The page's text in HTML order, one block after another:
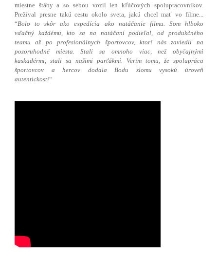
miestne štáby a so sebou vozil len kľúčových spolupracovníkov.
Prežíval presne takú cestu okolo sveta, jakú chcel mať vo filme...
“Bolo to skôr ako expedícia ako natáčanie filmu. Som hlboko
vďačný každému, kto sa na natáčaní podieľal, od produkčného
teamu až po profesionálnych športovcov, ktorí nás zaviedli na
pozoruhodné miesta. Stali sa omnoho viac, než obyčajnými
kaskadérmi, stali sa našimi parťákmi. Verím tomu, že spolupráca
športovcov a hercov dodala Bodu zlomu vysokú úroveň
autentickosti“